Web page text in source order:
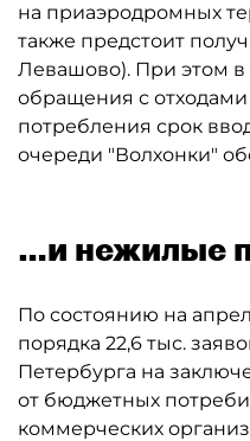
на приаэродромных
также предстоит
Левашово). При этом в
обращения с
потребления срок
очереди "Волхонки"
…и нежилые
По состоянию на
порядка 22,6 тыс.
Петербурга на
от бюджетных
коммерческих